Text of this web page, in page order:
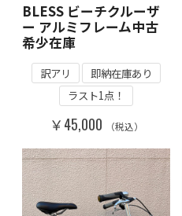
BLESS ビーチクルーザ
ー アルミフレーム中古
希少在庫
訳アリ
即納在庫あり
ラスト1点！
￥45,000 （税込）